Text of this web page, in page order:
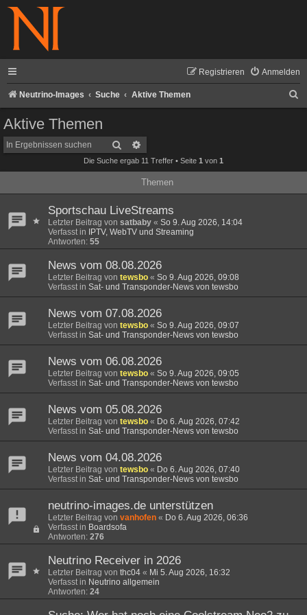
Anmelden
Registrieren
Neutrino-Images Suche Aktive Themen
Aktive Themen
Suche
Die Suche ergab 11 Treffer • Seite 1 von 1
Themen
Sportschau LiveStreams
Letzter Beitrag von satbaby « So 9. Aug 2026, 14:04
Verfasst in IPTV, WebTV und Streaming
Antworten: 55
News vom 08.08.2026
Letzter Beitrag von tewsbo « So 9. Aug 2026, 09:08
Verfasst in Sat- und Transponder-News von tewsbo
News vom 07.08.2026
Letzter Beitrag von tewsbo « So 9. Aug 2026, 09:07
Verfasst in Sat- und Transponder-News von tewsbo
News vom 06.08.2026
Letzter Beitrag von tewsbo « So 9. Aug 2026, 09:05
Verfasst in Sat- und Transponder-News von tewsbo
News vom 05.08.2026
Letzter Beitrag von tewsbo « Do 6. Aug 2026, 07:42
Verfasst in Sat- und Transponder-News von tewsbo
News vom 04.08.2026
Letzter Beitrag von tewsbo « Do 6. Aug 2026, 07:40
Verfasst in Sat- und Transponder-News von tewsbo
neutrino-images.de unterstützen
Letzter Beitrag von vanhofen « Do 6. Aug 2026, 06:36
Verfasst in Boardsofa
Antworten: 276
Neutrino Receiver in 2026
Letzter Beitrag von thc04 « Mi 5. Aug 2026, 16:32
Verfasst in Neutrino allgemein
Antworten: 24